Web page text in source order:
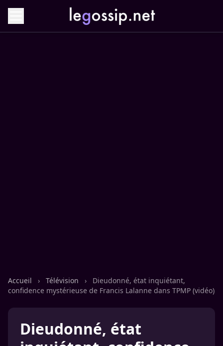
Accueil › Télévision ›
Dieudonné, état inquiétant,
confidence mystérieuse de Francis Lalanne dans TPMP (vidéo)
Dieudonné, état